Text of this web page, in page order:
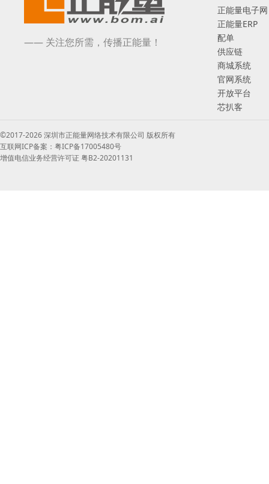
—— 关注您所需，传播正能量！
正能量电子网
正能量ERP
配单
供应链
商城系统
官网系统
开放平台
芯扒客
©2017-2026 深圳市正能量网络技术有限公司 版权所有
互联网ICP备案：粤ICP备17005480号
增值电信业务经营许可证 粤B2-20201131